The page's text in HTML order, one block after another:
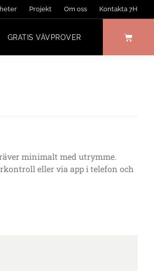
Projekt Om oss Kontakta 7H
GRATIS VÄVPROVER
minimalt med utrymme.
eller via app i telefon och